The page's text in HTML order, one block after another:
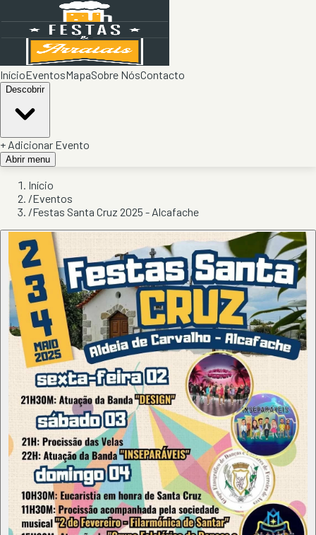
InícioEventosMapaSobre NósContacto
Descobrir
+ Adicionar Evento
Abrir menu
Início
/Eventos
/Festas Santa Cruz 2025 - Alcafache